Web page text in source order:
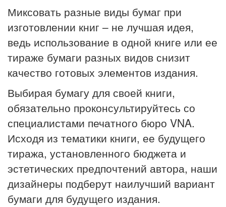
Миксовать разные виды бумаг при
изготовлении книг – не лучшая идея,
ведь использование в одной книге или ее
тираже бумаги разных видов снизит
качество готовых элементов издания.
Выбирая бумагу для своей книги,
обязательно проконсультируйтесь со
специалистами печатного бюро VNA.
Исходя из тематики книги, ее будущего
тиража, установленного бюджета и
эстетических предпочтений автора, наши
дизайнеры подберут наилучший вариант
бумаги для будущего издания.